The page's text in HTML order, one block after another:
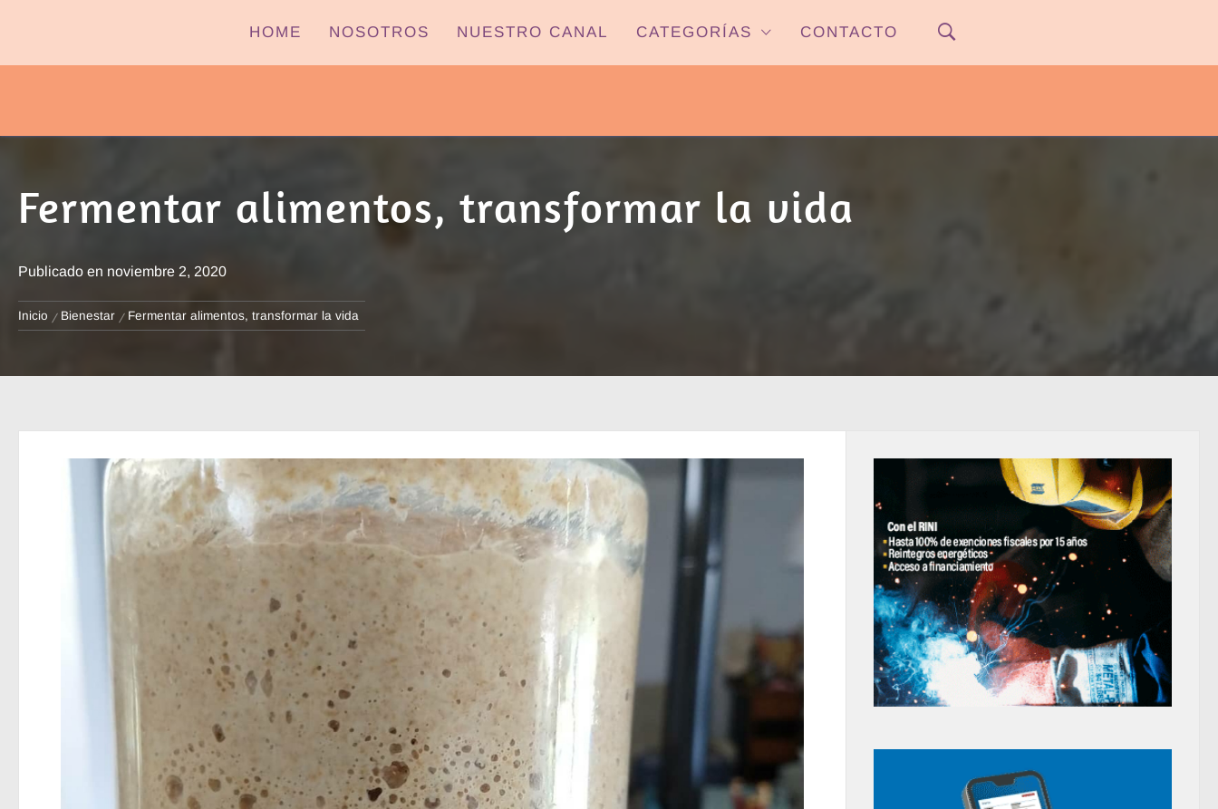
HOME NOSOTROS NUESTRO CANAL CATEGORÍAS CONTACTO
PYP NEWS
Fermentar alimentos, transformar la vida
Publicado en noviembre 2, 2020
Inicio Bienestar Fermentar alimentos, transformar la vida